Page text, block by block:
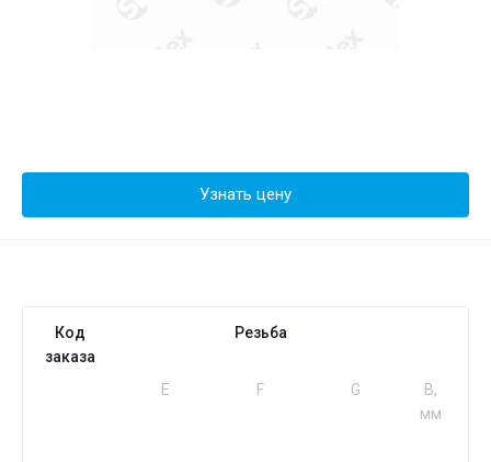
Узнать цену
Код
заказа
Резьба
Е F G
B,
мм